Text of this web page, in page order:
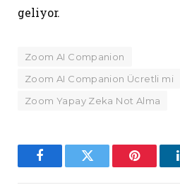
geliyor.
Zoom AI Companion
Zoom AI Companion Ücretli mi
Zoom Yapay Zeka Not Alma
FacebookTwitter Pinterest